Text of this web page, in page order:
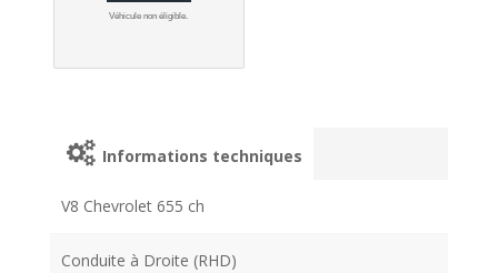
Véhicule non éligible.
Informations techniques
V8 Chevrolet 655 ch
Conduite à Droite (RHD)